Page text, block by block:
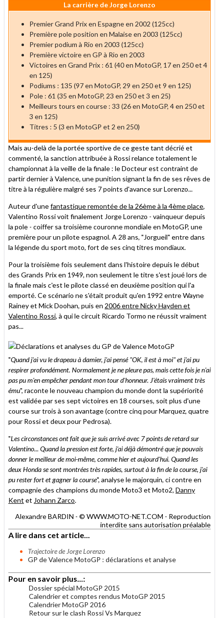
La carrière de Jorge Lorenzo
Premier Grand Prix en Espagne en 2002 (125cc)
Première pole position en Malaise en 2003 (125cc)
Premier podium à Rio en 2003 (125cc)
Première victoire en GP à Rio en 2003
Victoires en Grand Prix : 61 (40 en MotoGP, 17 en 250 et 4
en 125)
Podiums : 135 (97 en MotoGP, 29 en 250 et 9 en 125)
Pole : 61 (35 en MotoGP, 23 en 250 et 3 en 25)
Meilleurs tours en course : 33 (26 en MotoGP, 4 en 250 et
3 en 125)
Titres : 5 (3 en MotoGP et 2 en 250)
Mais au-delà de la portée sportive de ce geste tant décrié et
commenté, la sanction attribuée à Rossi relance totalement le
championnat à la veille de la finale : le Docteur est contraint de
partir dernier à Valence, une punition signant la fin de ses rêves de
titre à la régulière malgré ses 7 points d'avance sur Lorenzo...
Auteur d'unefantastique remontée de la 26ème à la 4ème place,
Valentino Rossi voit finalement Jorge Lorenzo - vainqueur depuis
la pole - coiffer sa troisième couronne mondiale en MotoGP, une
première pour un pilote espagnol. A 28 ans, "Jorgueil" entre dans
la légende du sport moto, fort de ses cinq titres mondiaux.
Pour la troisième fois seulement dans l'histoire depuis le début
des Grands Prix en 1949, non seulement le titre s'est joué lors de
la finale mais c'est le pilote classé en deuxième position qui l'a
emporté. Ce scénario ne s'était produit qu'en 1992 entre Wayne
Rainey et Mick Doohan, puis en 2006 entre Nicky Hayden et
Valentino Rossi, à qui le circuit Ricardo Tormo ne réussit vraiment
pas...
"Quand j'ai vu le drapeau à damier, j'ai pensé "OK, il est à moi" et j'ai pu
respirer profondément. Normalement je ne pleure pas, mais cette fois je n'ai
pas pu m'en empêcher pendant mon tour d'honneur. J'étais vraiment très
ému", raconte le nouveau champion du monde dont la supériorité
est validée par ses sept victoires en 18 courses, soit plus d'une
course sur trois à son avantage (contre cinq pour Marquez, quatre
pour Rossi et deux pour Pedrosa).
"Les circonstances ont fait que je suis arrivé avec 7 points de retard sur
Valentino... Quand la pression est forte, j'ai déjà démontré que je pouvais
donner le meilleur de moi-même, comme hier et aujourd'hui. Quand les
deux Honda se sont montrées très rapides, surtout à la fin de la course, j'ai
pu rester fort et gagner la course", analyse le majorquin, ci contre en
compagnie des champions du monde Moto3 et Moto2, Danny
Kent et Johann Zarco.
Alexandre BARDIN - © WWW.MOTO-NET.COM - Reproduction
interdite sans autorisation préalable
A lire dans cet article...
Trajectoire de Jorge Lorenzo
GP de Valence MotoGP : déclarations et analyse
Pour en savoir plus...:
Dossier spécial MotoGP 2015
Calendrier et comptes rendus MotoGP 2015
Calendrier MotoGP 2016
Retour sur le clash Rossi Vs Marquez